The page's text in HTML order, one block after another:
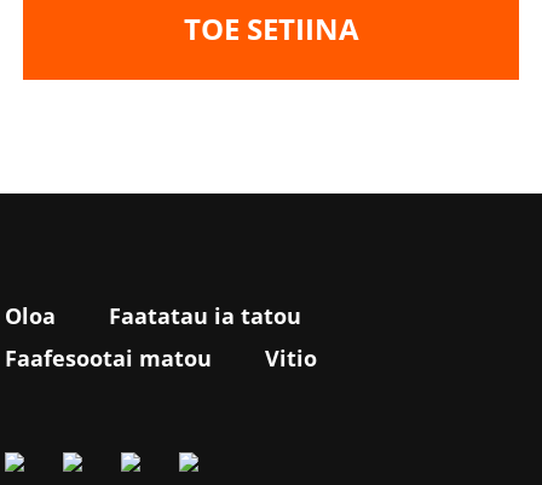
TOE SETIINA
Oloa
Faatatau ia tatou
Faafesootai matou
Vitio